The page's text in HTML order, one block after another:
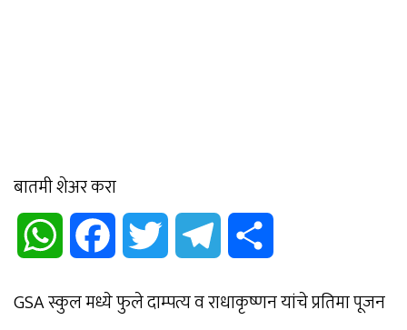
बातमी शेअर करा
WhatsApp Facebook Twitter Telegram
GSA स्कुल मध्ये फुले दाम्पत्य व राधाकृष्णन यांचे प्रतिमा पूजन